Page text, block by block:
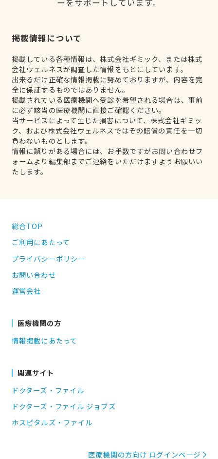
掲載情報について
掲載している各種情報は、株式会社ギミック、または株式
会社ウェルネスが調査した情報をもとにしています。
出来るだけ正確な情報掲載に努めておりますが、内容を完
全に保証するものではありません。
掲載されている医療機関へ受診を希望される場合は、事前
に必ず該当の医療機関に直接ご確認ください。
当サービスによって生じた損害について、株式会社ギミッ
ク、および株式会社ウェルネスではその賠償の責任を一切
負わないものとします。
情報に誤りがある場合には、お手数ですがお問い合わせフ
ォームより編集部までご連絡をいただけますようお願いい
たします。
総合TOP
ご利用にあたって
プライバシーポリシー
お問い合わせ
運営会社
医療機関の方
情報掲載にあたって
関連サイト
ドクターズ・ファイル
ドクターズ・ファイル ジョブズ
ホスピタルズ・ファイル
医療機関の方向け ログインページ